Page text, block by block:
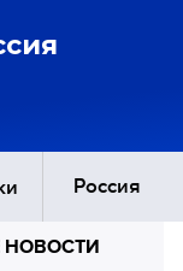
Россия
НОВОСТИ